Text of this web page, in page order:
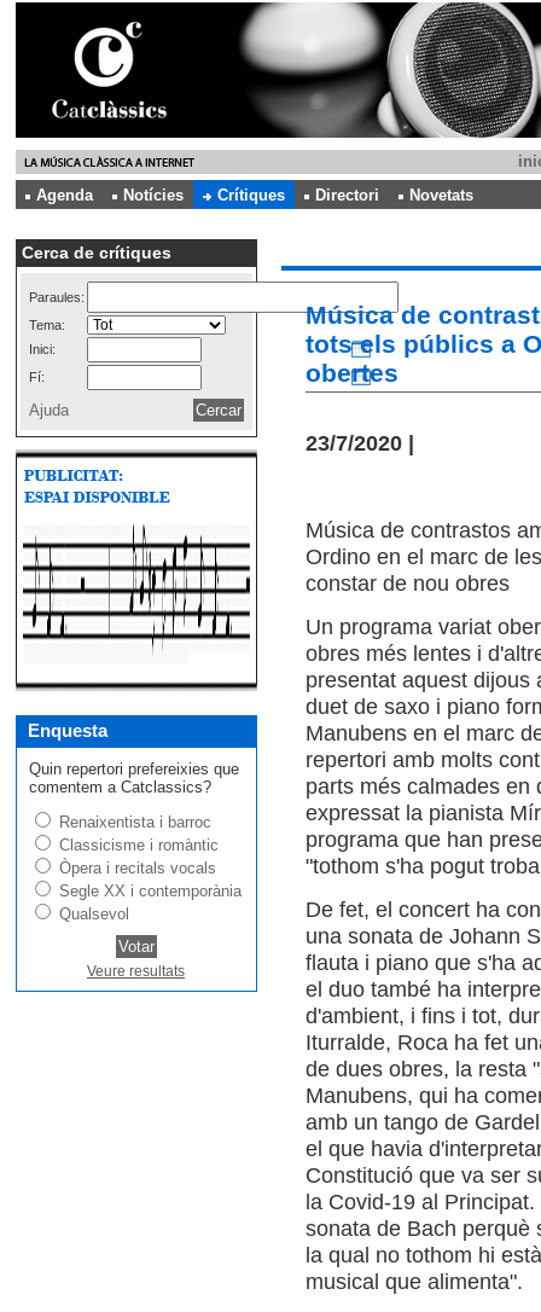
Agenda
Notícies Crítiques Directori Novetats
Cerca de crítiques
Paraules:
Tema:
Inici:
Fí:
Ajuda
Enquesta
Quin repertori prefereixies que
comentem a Catclassics?
Renaixentista i barroc
Classicisme i romàntic
Òpera i recitals vocals
Segle XX i contemporània
Qualsevol
Veure resultats
Música de
tots els públics a
obertes
23/7/2020 |
Música de contrastos
Ordino en el marc de
constar de nou obres
Un programa variat
obres més lentes i
presentat aquest dijous
duet de saxo i piano
Manubens en el marc
repertori amb molts
parts més calmades en
expressat la pianista
programa que han
"tothom s'ha pogut
De fet, el concert ha
una sonata de Johann
flauta i piano que s'ha
el duo també ha
d'ambient, i fins i tot,
Iturralde, Roca ha fet
de dues obres, la resta
Manubens, qui ha
amb un tango de
el que havia
Constitució que va ser
la Covid-19 al
sonata de Bach perquè
la qual no tothom hi
musical que alimenta".